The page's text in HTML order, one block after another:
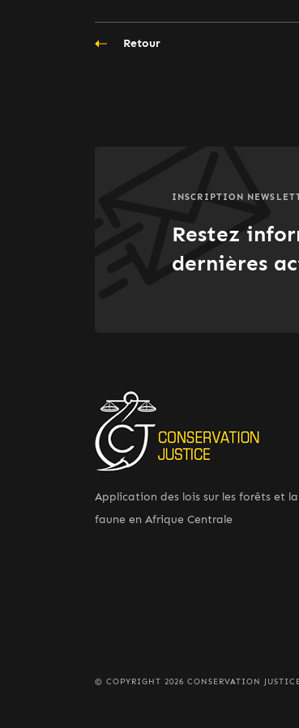
Retour
INSCRIPTION
Restez
dernières
Application des lois sur les forêts et la
faune en Afrique Centrale
© COPYRIGHT 2026 CONSERVATION